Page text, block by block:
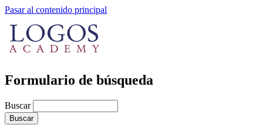
Pasar al contenido principal
Formulario de búsqueda
Buscar